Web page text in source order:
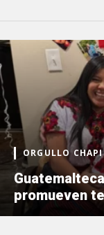
ORGULLO
promueven